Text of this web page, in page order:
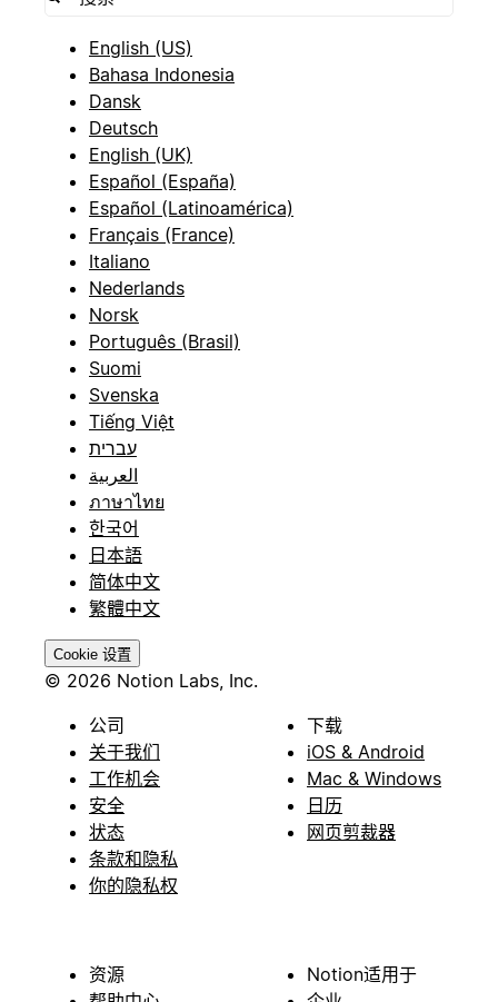
English (US)
Bahasa Indonesia
Dansk
Deutsch
English (UK)
Español (España)
Español (Latinoamérica)
Français (France)
Italiano
Nederlands
Norsk
Português (Brasil)
Suomi
Svenska
Tiếng Việt
עברית
العربية
ภาษาไทย
한국어
日本語
简体中文
繁體中文
Cookie 设置
© 2026 Notion Labs, Inc.
公司
关于我们
工作机会
安全
状态
条款和隐私
你的隐私权
下载
iOS & Android
Mac & Windows
日历
网页剪裁器
资源
Notion适用于